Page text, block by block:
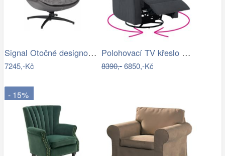
Signal Otočné designové lounge křeslo…
7245,-Kč
Polohovací TV křeslo MEKENZI Tempo…
8390,-6850,-Kč
- 15%